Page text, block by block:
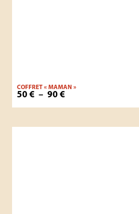
COFFRET « MAMAN »
50 € – 90 €